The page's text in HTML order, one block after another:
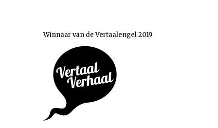
Winnaar van de Vertaalengel 2019